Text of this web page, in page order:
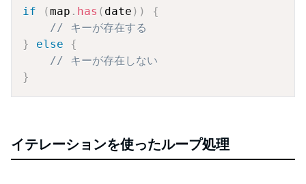
if (map . has ( date ) )
{
// キーが存在する
}
else
{
// キーが存在しない
}
イテレーションを使ったループ処理